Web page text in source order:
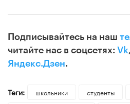
Подписывайтесь на наш
читайте нас в соцсетях: Vk,
Яндекс.Дзен.
Теги: школьники студенты